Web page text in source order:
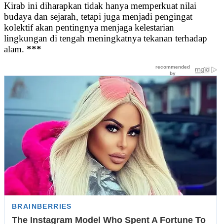
Kirab ini diharapkan tidak hanya memperkuat nilai
budaya dan sejarah, tetapi juga menjadi pengingat
kolektif akan pentingnya menjaga kelestarian
lingkungan di tengah meningkatnya tekanan terhadap
alam. ***